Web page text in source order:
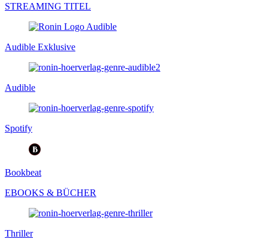
STREAMING TITEL
Audible Exklusive
Audible
Spotify
Bookbeat
EBOOKS & BÜCHER
Thriller